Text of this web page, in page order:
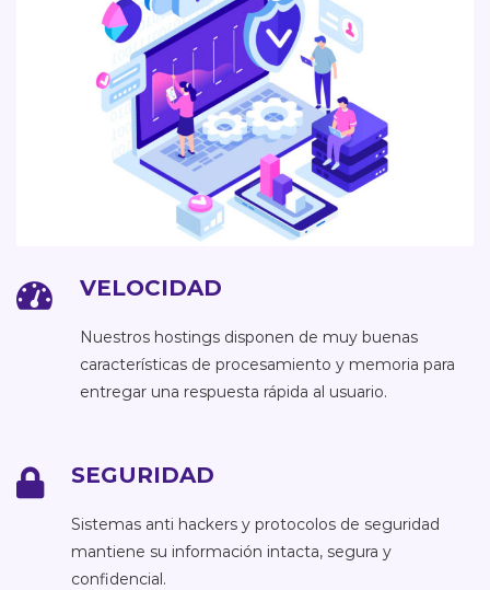
VELOCIDAD
Nuestros hostings disponen de muy buenas
características de procesamiento y memoria para
entregar una respuesta rápida al usuario.
SEGURIDAD
Sistemas anti hackers y protocolos de seguridad
mantiene su información intacta, segura y
confidencial.